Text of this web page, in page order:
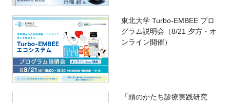
東北大学 Turbo-EMBEE プロ
グラム説明会（8/21 夕方・オ
ンライン開催）
「頭のかたち診療実践研究